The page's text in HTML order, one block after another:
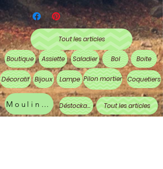
Tout les articles
Boutique Assiette Saladier Bol Boite
Décoratif Bijoux Lampe Pilon mortier Coquetiers
Moulin à poivre Déstockage Tout les articles